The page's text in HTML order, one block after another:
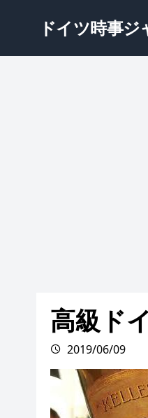
ドイツ時事ジ
高級ド
2019/06/09